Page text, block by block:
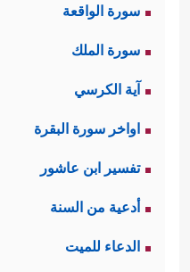
سورة الواقعة
سورة الملك
آية الكرسي
اواخر سورة البقرة
تفسير ابن عاشور
أدعية من السنة
الدعاء للميت